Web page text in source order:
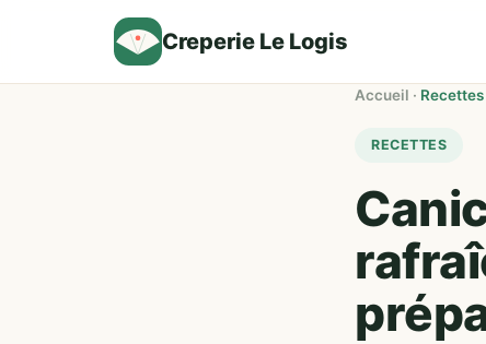
Creperie Le Logis
Accueil · Recettes
RECETTES